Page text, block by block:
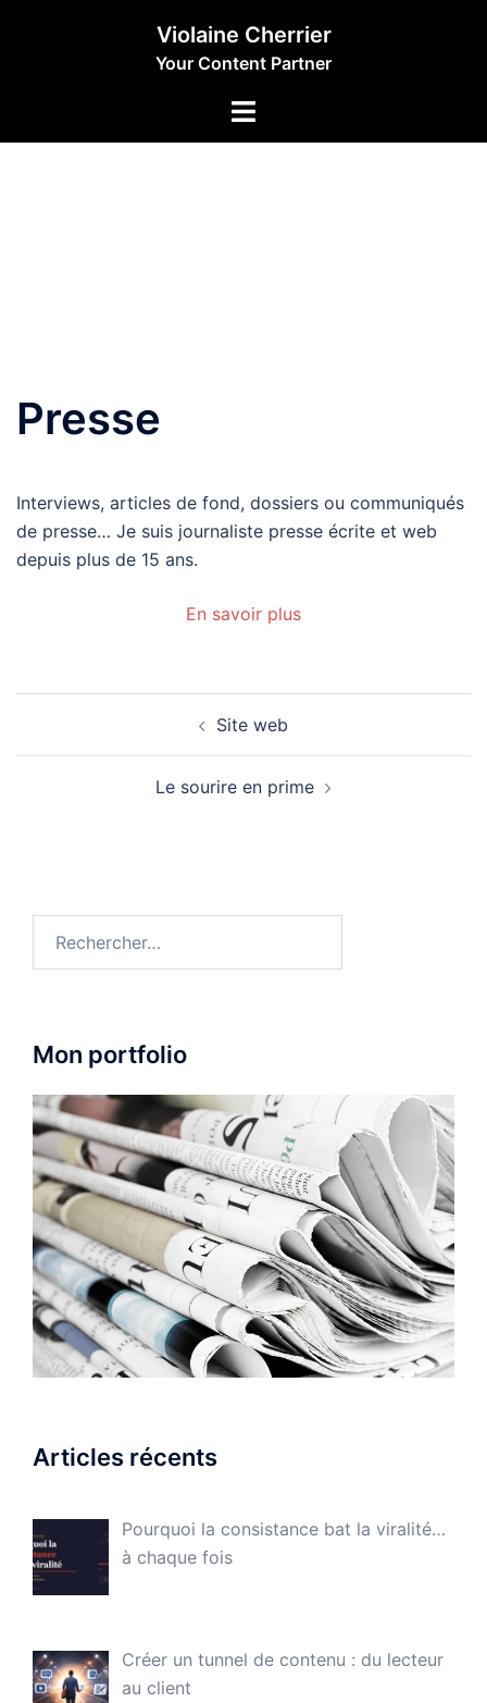
Violaine Cherrier
Your Content Partner
Presse
Interviews, articles de fond, dossiers ou communiqués
de presse… Je suis journaliste presse écrite et web
depuis plus de 15 ans.
En savoir plus
Site web
Le sourire en prime
Mon portfolio
Articles récents
Pourquoi la consistance bat la viralité…
à chaque fois
Créer un tunnel de contenu : du lecteur
au client